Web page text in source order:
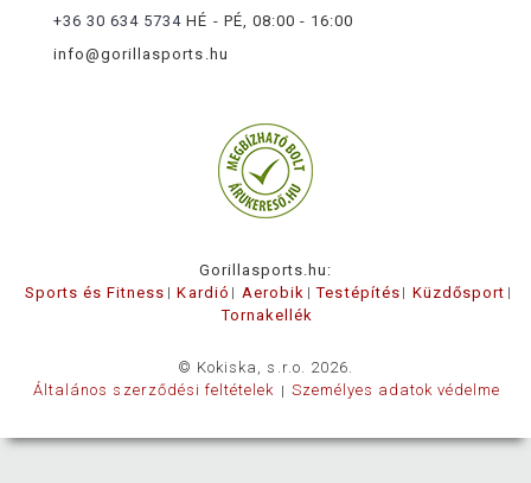
+36 30 634 5734 HÉ - PÉ, 08:00 - 16:00
info@gorillasports.hu
Gorillasports.hu:
Sports és Fitness
Kardió Aerobik Testépítés
Küzdősport
Tornakellék
© Kokiska, s.r.o. 2026.
Általános szerződési feltételek
Személyes adatok védelme